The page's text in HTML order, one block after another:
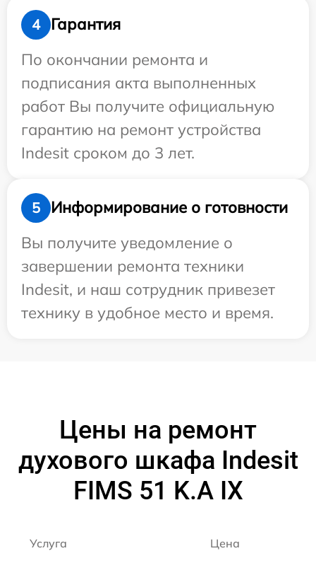
4
Гарантия
По окончании ремонта и
подписания акта выполненных
работ Вы получите официальную
гарантию на ремонт устройства
Indesit сроком до 3 лет.
5
Информирование о готовности
Вы получите уведомление о
завершении ремонта техники
Indesit, и наш сотрудник привезет
технику в удобное место и время.
Цены на ремонт
духового шкафа Indesit
FIMS 51 K.A IX
Услуга Цена